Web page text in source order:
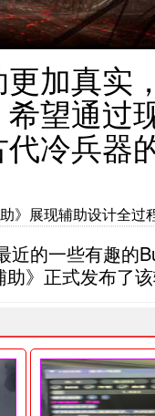
加真实
望通过
冷兵器
》展现辅助设计全
近的一些有趣的
助》正式发布了